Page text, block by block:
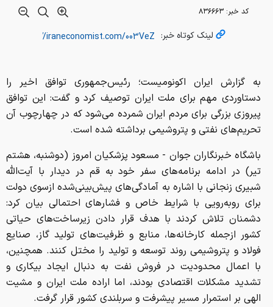
کد خبر: ۸۳۶۶۶۳
لینک کوتاه خبر:
به گزارش ایران اکونومیست؛ رئیس‌جمهوری توافق اخیر را
دستاوردی مهم برای ملت ایران توصیف کرد و گفت: این توافق
پیروزی بزرگی برای مردم ایران شمرده می‌شود که در چهارچوب آن
تحریم‌های نفتی و پتروشیمی برداشته شده است.
باشگاه خبرنگاران جوان - مسعود پزشکیان امروز (دوشنبه، هشتم
تیر) در ادامه برنامه‌های سفر خود به قم در دیدار با آیت‌الله
شبیری زنجانی با اشاره به آمادگی‌های پیش‌بینی‌شده ازسوی دولت
برای روبه‌رویی با شرایط خاص و فشار‌های احتمالی بیان کرد:
دشمنان تلاش کردند با هدف قرار دادن زیرساخت‌های حیاتی
کشور ازجمله کارخانه‌ها، منابع و ظرفیت‌های تولید گاز، صنایع
فولاد و پتروشیمی روند توسعه و تولید را مختل کنند. همچنین،
با اعمال محدودیت در فروش نفت به دنبال ایجاد بیکاری و
تشدید مشکلات اقتصادی بودند، اما اراده ملت ایران و مشیت
الهی بر استمرار مسیر پیشرفت و سربلندی کشور قرار گرفت.